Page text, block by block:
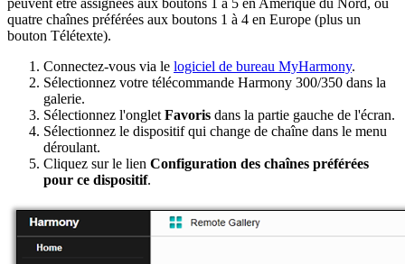
quatre chaînes préférées aux boutons 1 à 4 en Europe (plus un
bouton Télétexte).
Connectez-vous via le logiciel de bureau MyHarmony.
Sélectionnez votre télécommande Harmony 300/350 dans la
galerie.
Sélectionnez l'onglet Favoris dans la partie gauche de l'écran.
Sélectionnez le dispositif qui change de chaîne dans le menu
déroulant.
Cliquez sur le lien Configuration des chaînes préférées
pour ce dispositif.